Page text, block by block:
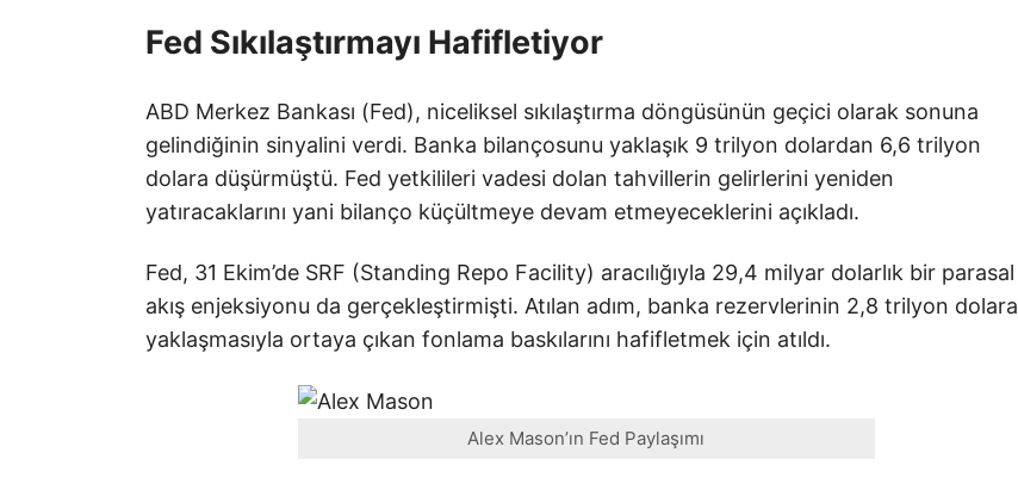
Fed Sıkılaştırmayı Hafifletiyor
ABD Merkez Bankası (Fed), niceliksel sıkılaştırma döngüsünün geçici olarak sonuna
gelindiğinin sinyalini verdi. Banka bilançosunu yaklaşık 9 trilyon dolardan 6,6 trilyon
dolara düşürmüştü. Fed yetkilileri vadesi dolan tahvillerin gelirlerini yeniden
yatıracaklarını yani bilanço küçültmeye devam etmeyeceklerini açıkladı.
Fed, 31 Ekim’de SRF (Standing Repo Facility) aracılığıyla 29,4 milyar dolarlık bir parasal
akış enjeksiyonu da gerçekleştirmişti. Atılan adım, banka rezervlerinin 2,8 trilyon dolara
yaklaşmasıyla ortaya çıkan fonlama baskılarını hafifletmek için atıldı.
Alex Mason’ın Fed Paylaşımı